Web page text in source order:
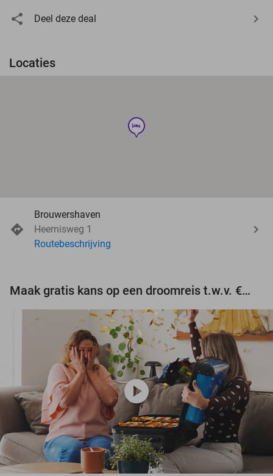
Deel deze deal
Locaties
hotel
Brouwershaven
Heernisweg 1
Routebeschrijving
Maak gratis kans op een droomreis t.w.v. €3.000!
play_circle